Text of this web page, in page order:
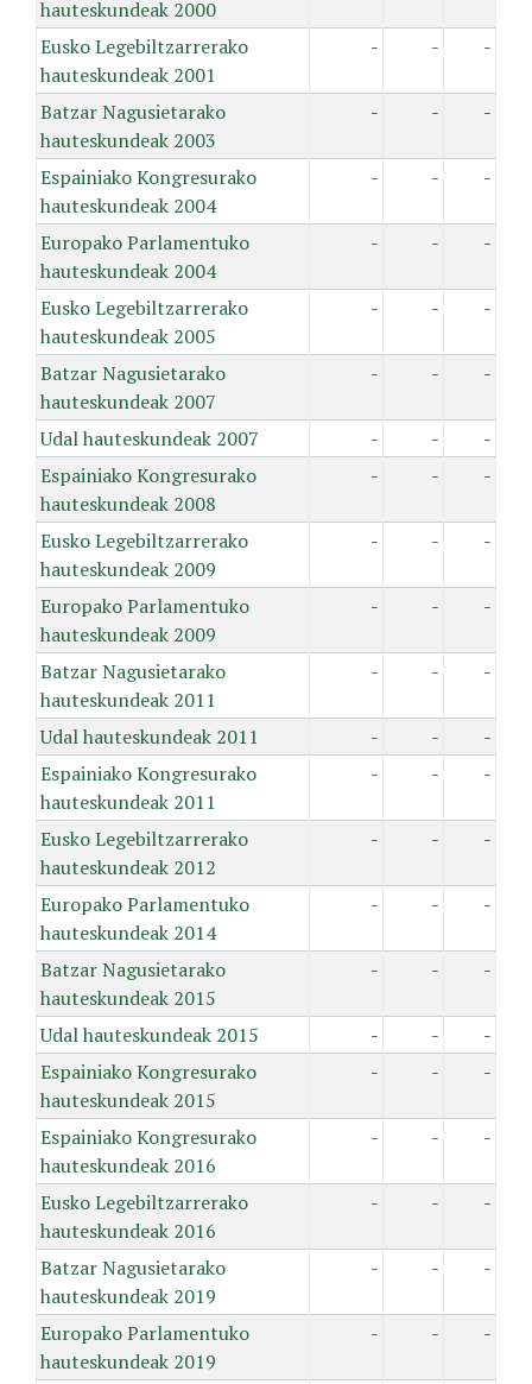
hauteskundeak 2000
Eusko Legebiltzarrerako
hauteskundeak 2001
- - -
Batzar Nagusietarako
hauteskundeak 2003
- - -
Espainiako Kongresurako
hauteskundeak 2004
- - -
Europako Parlamentuko
hauteskundeak 2004
- - -
Eusko Legebiltzarrerako
hauteskundeak 2005
- - -
Batzar Nagusietarako
hauteskundeak 2007
- - -
Udal hauteskundeak 2007 - -
-
Espainiako Kongresurako
hauteskundeak 2008
- - -
Eusko Legebiltzarrerako
hauteskundeak 2009
- - -
Europako Parlamentuko
hauteskundeak 2009
- - -
Batzar Nagusietarako
hauteskundeak 2011
- - -
Udal hauteskundeak 2011 - -
-
Espainiako Kongresurako
hauteskundeak 2011
- - -
Eusko Legebiltzarrerako
hauteskundeak 2012
- - -
Europako Parlamentuko
hauteskundeak 2014
- - -
Batzar Nagusietarako
hauteskundeak 2015
- - -
Udal hauteskundeak 2015 - -
-
Espainiako Kongresurako
hauteskundeak 2015
- - -
Espainiako Kongresurako
hauteskundeak 2016
- - -
Eusko Legebiltzarrerako
hauteskundeak 2016
- - -
Batzar Nagusietarako
hauteskundeak 2019
- - -
Europako Parlamentuko
hauteskundeak 2019
- - -